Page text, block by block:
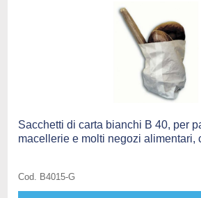
Sacchetti di carta bianchi B 40, per
macellerie e molti negozi alimentari,
Cod. B4015-G